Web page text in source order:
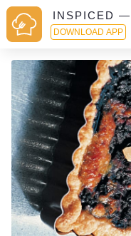
INSPICED —
DOWNLOAD APP